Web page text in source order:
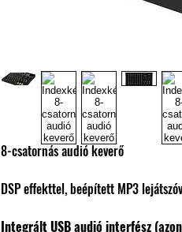
8-csatornás audió keverő
DSP effekttel, beépített MP3
Integrált USB audió interfész